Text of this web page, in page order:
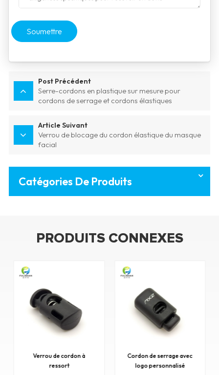
Soumettre
Post Précédent
Serre-cordons en plastique sur mesure pour
cordons de serrage et cordons élastiques
Article Suivant
Verrou de blocage du cordon élastique du masque
facial
Catégories De Produits
PRODUITS CONNEXES
Verrou de cordon à
ressort
Cordon de serrage avec
logo personnalisé